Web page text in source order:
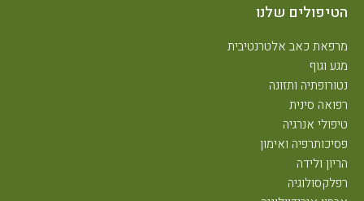
הטיפולים שלנו
מרפאת כאב אלטרנטיבית
מגע וגוף
נטורופתיה ותזונה
רפואה סינית
טיפולי אנרגיה
פסיכותרפיה ואימון
הריון ולידה
רפלקסולוגיה